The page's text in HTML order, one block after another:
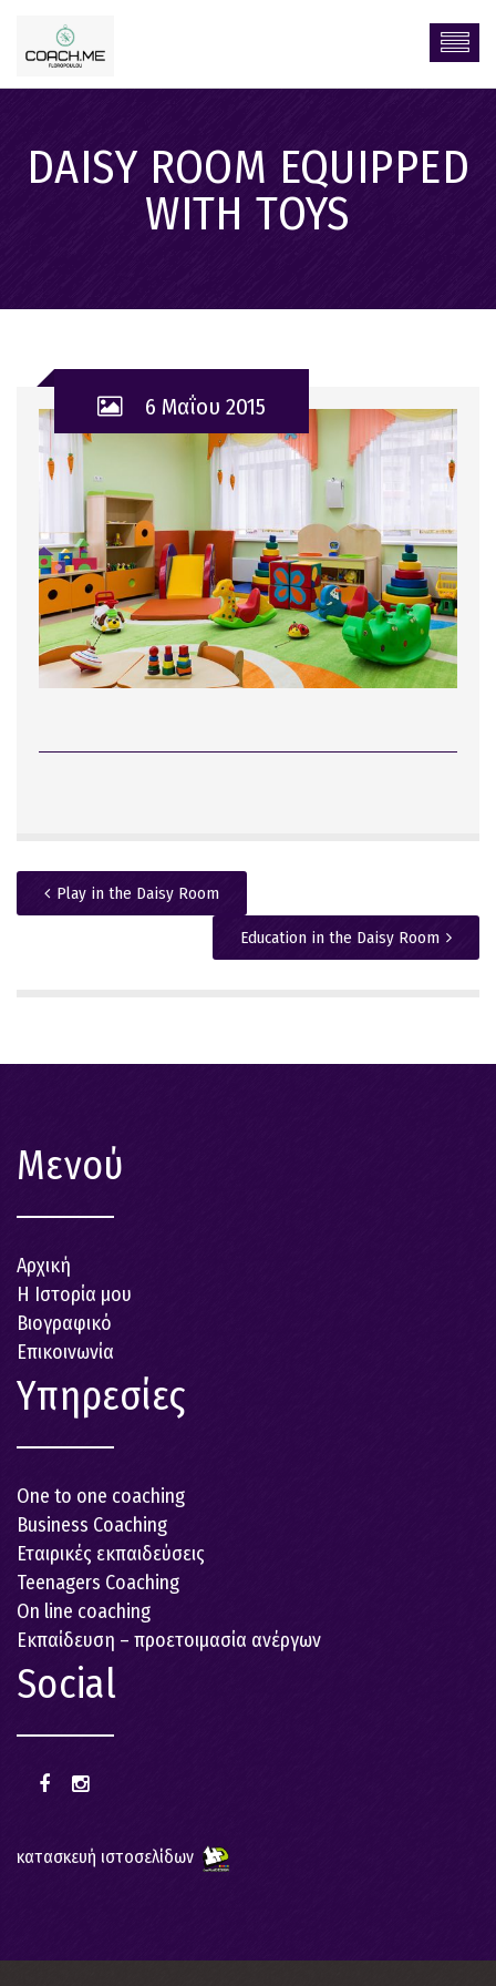
DAISY ROOM EQUIPPED
WITH TOYS
6 Μαΐου 2015
Play in the Daisy Room
Education in the Daisy Room
Μενού
Αρχική
Η Ιστορία μου
Βιογραφικό
Επικοινωνία
Υπηρεσίες
One to one coaching
Business Coaching
Εταιρικές εκπαιδεύσεις
Teenagers Coaching
On line coaching
Εκπαίδευση – προετοιμασία ανέργων
Social
κατασκευή ιστοσελίδων